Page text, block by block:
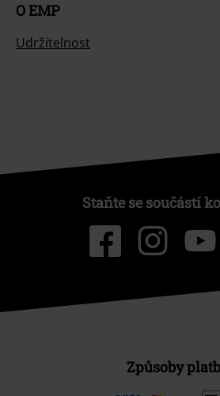
O EMP
Udržitelnost
Staňte se součástí
Způsoby